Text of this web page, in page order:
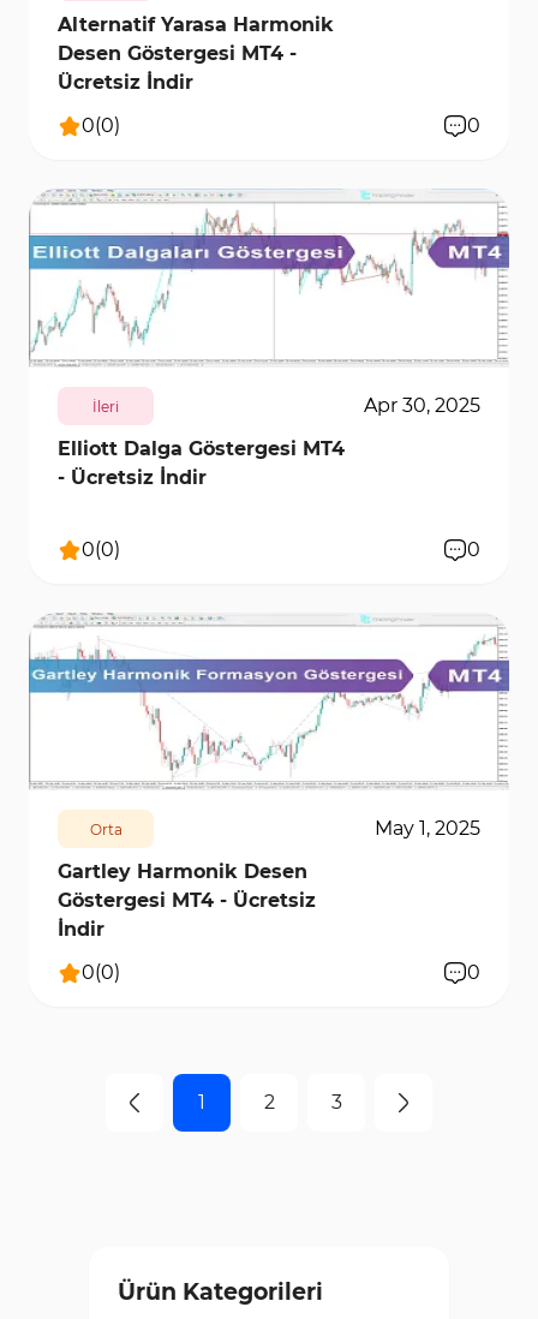
Alternatif Yarasa Harmonik
Desen Göstergesi MT4 -
Ücretsiz İndir
0(0) 0
1096 7753
İleri
Apr 30, 2025
Elliott Dalga Göstergesi MT4
- Ücretsiz İndir
0(0) 0
Orta
May 1, 2025
Gartley Harmonik Desen
Göstergesi MT4 - Ücretsiz
İndir
0(0) 0
1 2 3
Ürün Kategorileri